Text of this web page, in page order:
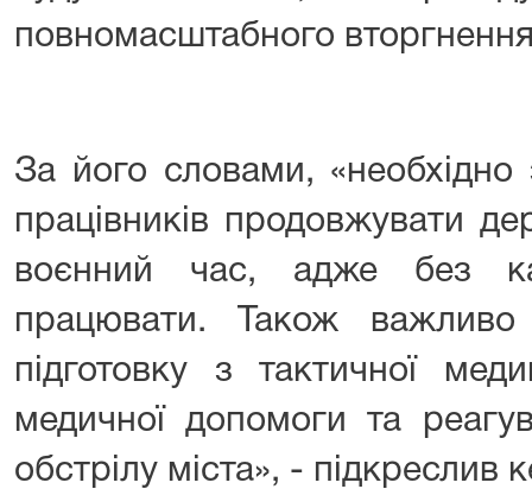
повномасштабного
За його словами, «необхідно
працівників продовжувати
воєнний час, адже без
працювати. Також важливо
підготовку з тактичної
медичної допомоги та
обстрілу міста», - підкреслив